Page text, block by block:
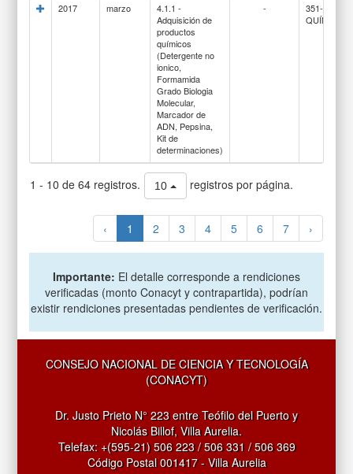
2017 marzo
4.1.1 -
Adquisición de
productos
químicos
(Detergente no
ionico,
Formamida
Grado Biologia
Molecular,
Marcador de
ADN, Pepsina,
Kit de
determinaciones)
-
351-
QUÍMICOS
1 - 10 de 64 registros. 10 registros por página.
‹ 1 2 3 4 5 6 7 ›
Importante: El detalle corresponde a rendiciones
verificadas (monto Conacyt y contrapartida), podrían
existir rendiciones presentadas pendientes de verificación.
CONSEJO NACIONAL DE CIENCIA Y TECNOLOGÍA
(CONACYT)
Dr. Justo Prieto N° 223 entre Teófilo del Puerto y
Nicolás Billof, Villa Aurelia.
Telefax: +(595-21) 506 223 / 506 331 / 506 369
Código Postal 001417 - Villa Aurelia